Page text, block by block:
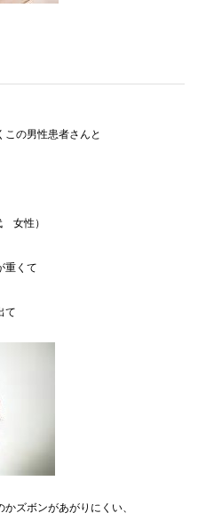
の男性患者さんと
女性）
重くて
て
ズボンがあがりにくい、